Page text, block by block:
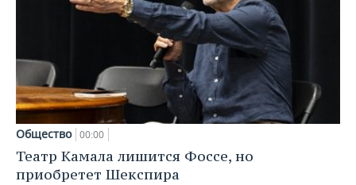
Общество 00:00
Театр Камала лишится Фоссе, но
приобретет Шекспира